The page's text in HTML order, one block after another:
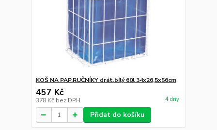
KOŠ NA PAP.RUČNÍKY drát.bílý 60l 34x26,5x56cm
457 Kč
378 Kč bez DPH 4 dny
Přidat do košíku